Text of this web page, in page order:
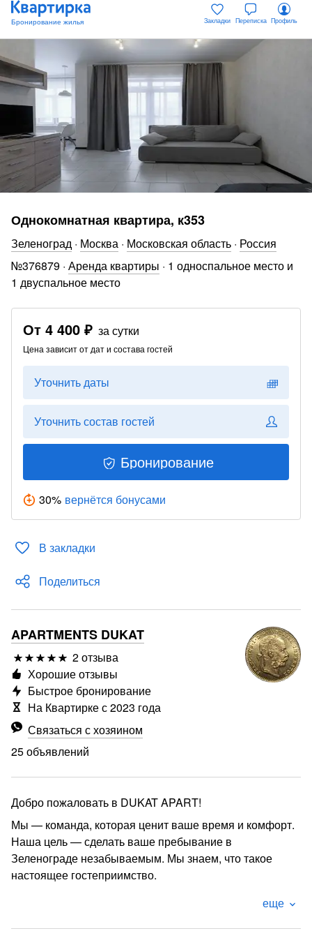
Закладки Переписка Профиль
Однокомнатная квартира, к353
Зеленоград · Москва · Московская область · Россия
№376879 · Аренда квартиры · 1 односпальное место и
1 двуспальное место
От 4 400 ₽ за сутки
Цена зависит от дат и состава гостей
Уточнить даты
Уточнить состав гостей
Бронирование
30% вернётся бонусами
В закладки
Поделиться
APARTMENTS DUKAT
2 отзыва
Связаться с хозяином
25 объявлений
Хорошие отзывы
Быстрое бронирование
На Квартирке с 2023 года
Добро пожаловать в DUKAT APART!
Мы — команда, которая ценит ваше время и комфорт.
Наша цель — сделать ваше пребывание в
Зеленограде незабываемым. Мы знаем, что такое
настоящее гостеприимство.
еще